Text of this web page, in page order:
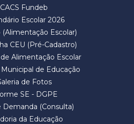
CACS Fundeb
Escolar 2026
(Alimentação Escolar)
CEU (Pré-Cadastro)
Alimentação Escolar
de Educação
de Fotos
SE - DGPE
Demanda (Consulta)
da Educação